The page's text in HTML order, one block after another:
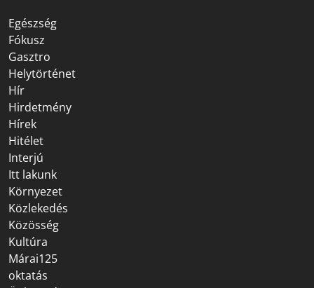
Egészség
Fókusz
Gasztro
Helytörténet
Hír
Hirdetmény
Hírek
Hitélet
Interjú
Itt lakunk
Környezet
Közlekedés
Közösség
Kultúra
Márai125
oktatás